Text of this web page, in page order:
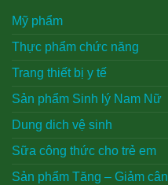
Mỹ phẩm
Thực phẩm chức năng
Trang thiết bị y tế
Sản phẩm Sinh lý Nam Nữ
Dung dich vệ sinh
Sữa công thức cho trẻ em
Sản phẩm Tăng – Giảm cân